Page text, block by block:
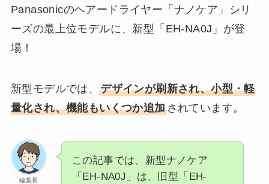
Panasonicのヘアードライヤー「ナノケア」シリ
ーズの最上位モデルに、新型「EH-NA0J」が登
場！
新型モデルでは、デザインが刷新され、小型・軽
量化され、機能もいくつか追加されています。
編集長
この記事では、新型ナノケア
「EH-NA0J」は、旧型「EH-